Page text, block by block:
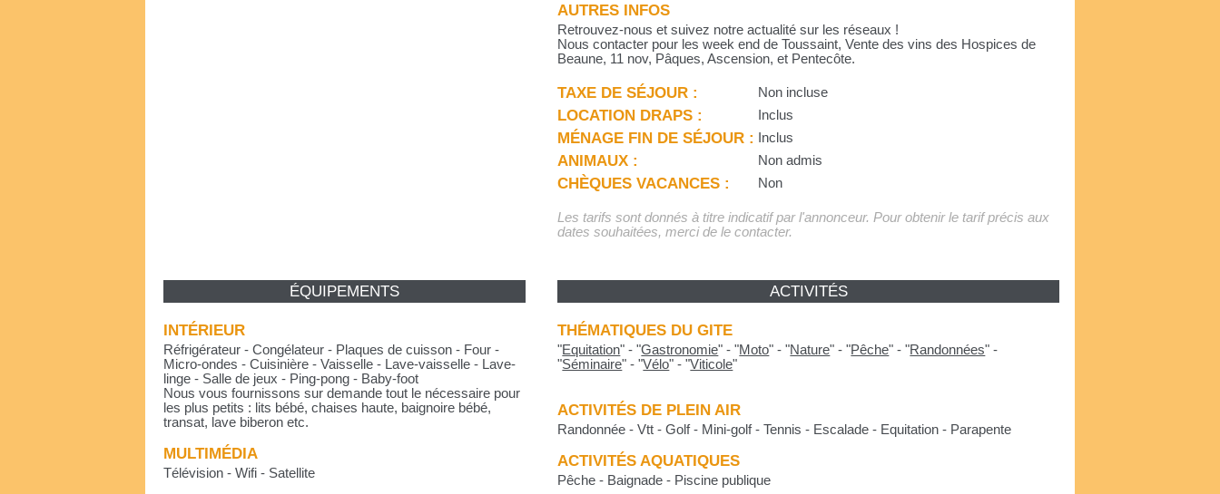
AUTRES INFOS
Retrouvez-nous et suivez notre actualité sur les réseaux !
Nous contacter pour les week end de Toussaint, Vente des vins des Hospices de
Beaune, 11 nov, Pâques, Ascension, et Pentecôte.
TAXE DE SÉJOUR : Non incluse
LOCATION DRAPS : Inclus
MÉNAGE FIN DE SÉJOUR : Inclus
ANIMAUX : Non admis
CHÈQUES VACANCES : Non
Les tarifs sont donnés à titre indicatif par l'annonceur. Pour obtenir le tarif précis aux
dates souhaitées, merci de le contacter.
ÉQUIPEMENTS
INTÉRIEUR
Réfrigérateur - Congélateur - Plaques de cuisson - Four -
Micro-ondes - Cuisinière - Vaisselle - Lave-vaisselle - Lave-
linge - Salle de jeux - Ping-pong - Baby-foot
Nous vous fournissons sur demande tout le nécessaire pour
les plus petits : lits bébé, chaises haute, baignoire bébé,
transat, lave biberon etc.
MULTIMÉDIA
Télévision - Wifi - Satellite
ACTIVITÉS
THÉMATIQUES DU GITE
"Equitation" -"Gastronomie" -"Moto" -"Nature" -"Pêche" -"Randonnées" -
"Séminaire" -"Vélo" -"Viticole"
ACTIVITÉS DE PLEIN AIR
Randonnée - Vtt - Golf - Mini-golf - Tennis - Escalade - Equitation - Parapente
ACTIVITÉS AQUATIQUES
Pêche - Baignade - Piscine publique